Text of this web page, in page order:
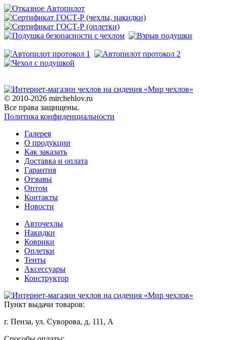
© 2010-2026 mirchehlov.ru
Все права защищены.
Политика конфиденциальности
Галерея
О продукции
Как заказать
Доставка и оплата
Гарантия
Отзывы
Оптом
Контакты
Новости
Авточехлы
Накидки
Коврики
Оплетки
Тенты
Аксессуары
Конструктор
Пункт выдачи товаров:
г. Пенза, ул. Суворова, д. 111, А